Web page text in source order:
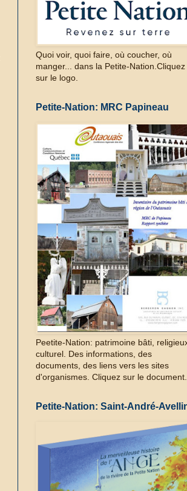
Quoi voir, quoi faire, où coucher, où
manger... dans la Petite-Nation.Cliquez
sur le logo.
Petite-Nation: MRC Papineau
Peetite-Nation: patrimoine bâti,
culturel. Des informations, des
documents, des liens vers les sites
d'organismes. Cliquez sur le document.
Petite-Nation: Saint-André-